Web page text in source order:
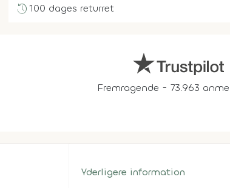
history100 dages returret
Fremragende - 73.963
Yderligere information